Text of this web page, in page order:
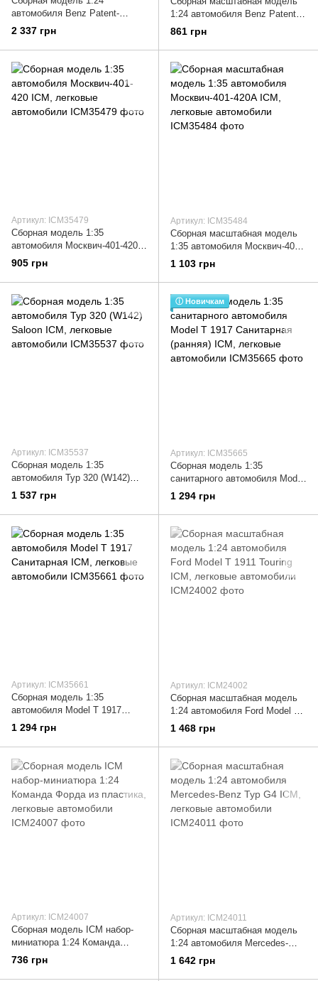
автомобиля Benz Patent-
Motorwagen 1886 ICM,
легковые автомобили
2 337 грн
1:24 автомобиля Benz Patent-
Motorwagen 1886 ICM,
легковые автомобили
861 грн
Артикул: ICM35479
Cборная модель 1:35
автомобиля Москвич-401-420
ICM, легковые автомобили
905 грн
Артикул: ICM35484
Сборная масштабная модель
1:35 автомобиля Москвич-401-
420А ICM, легковые
автомобили
1 103 грн
Артикул: ICM35537
Сборная модель 1:35
автомобиля Typ 320 (W142)
Saloon ICM, легковые
автомобили
1 537 грн
ⓘ Новичкам
Артикул: ICM35665
Сборная модель 1:35
санитарного автомобиля Model
T 1917 Санитарная (ранняя)
ICM, легковые автомобили
1 294 грн
Артикул: ICM35661
Сборная модель 1:35
автомобиля Model T 1917
Санитарная ICM, легковые
автомобили
1 294 грн
Артикул: ICM24002
Сборная масштабная модель
1:24 автомобиля Ford Model T
1911 Touring ICM, легковые
автомобили
1 468 грн
Артикул: ICM24007
Сборная модель ICM набор-
миниатюра 1:24 Команда
Форда из пластика, легковые
автомобили
736 грн
Артикул: ICM24011
Сборная масштабная модель
1:24 автомобиля Mercedes-
Benz Typ G4 ICM, легковые
автомобили
1 642 грн